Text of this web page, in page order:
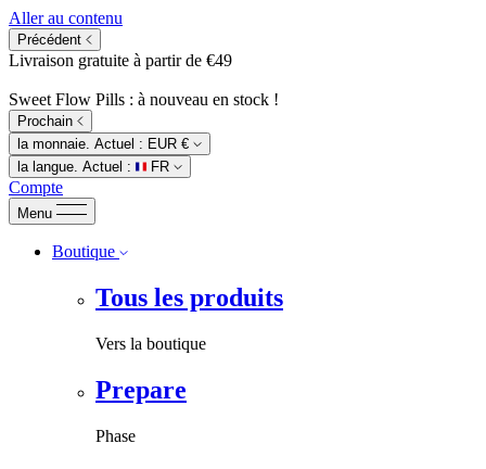
Aller au contenu
Précédent
Livraison gratuite à partir de €49
Sweet Flow Pills : à nouveau en stock !
Prochain
la monnaie. Actuel :
EUR €
la langue. Actuel :
FR
Compte
Menu
Boutique
Tous les produits
Vers la boutique
Prepare
Phase